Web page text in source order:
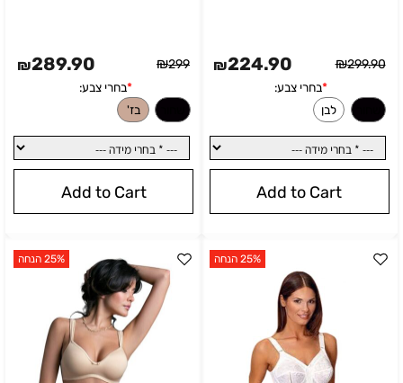
₪299.90
₪224.90
Add to Cart
₪299
₪289.90
Add to Cart
25% הנחה 25% הנחה